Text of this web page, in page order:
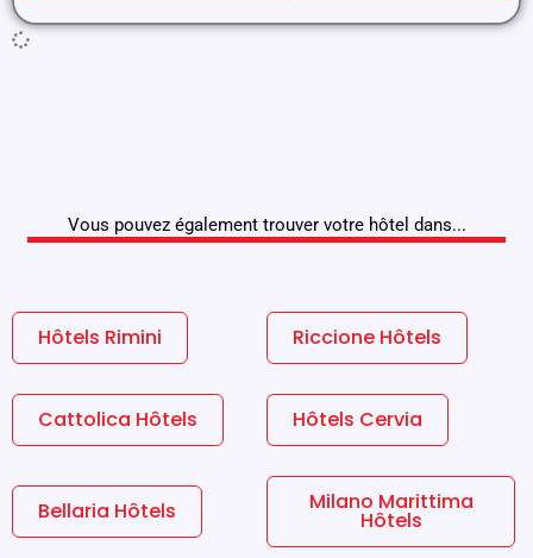
Vous pouvez également trouver votre hôtel dans...
Hôtels Rimini Riccione Hôtels
Cattolica Hôtels Hôtels Cervia
Bellaria Hôtels Milano Marittima
Hôtels